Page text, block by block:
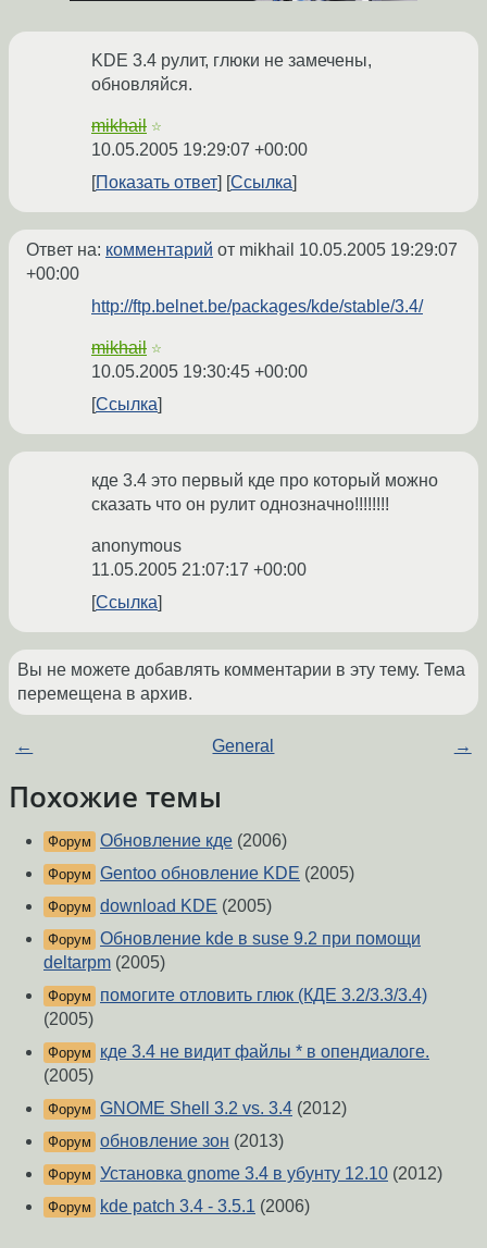
KDE 3.4 рулит, глюки не замечены,
обновляйся.
mikhail ☆
10.05.2005 19:29:07 +00:00
Показать ответ
Ссылка
Ответ на: комментарий от mikhail 10.05.2005 19:29:07
+00:00
http://ftp.belnet.be/packages/kde/stable/3.4/
mikhail ☆
10.05.2005 19:30:45 +00:00
Ссылка
кде 3.4 это первый кде про который можно
сказать что он рулит однозначно!!!!!!!!
anonymous
11.05.2005 21:07:17 +00:00
Ссылка
Вы не можете добавлять комментарии в эту тему. Тема
перемещена в архив.
← General →
Похожие темы
Форум Обновление кде (2006)
Форум Gentoo обновление KDE (2005)
Форум download KDE (2005)
Форум Обновление kde в suse 9.2 при помощи
deltarpm (2005)
Форум
помогите отловить глюк (КДЕ 3.2/3.3/3.4)
(2005)
Форум
кде 3.4 не видит файлы * в опендиалоге.
(2005)
Форум GNOME Shell 3.2 vs. 3.4 (2012)
Форум обновление зон (2013)
Форум Установка gnome 3.4 в убунту 12.10 (2012)
Форум kde patch 3.4 - 3.5.1 (2006)